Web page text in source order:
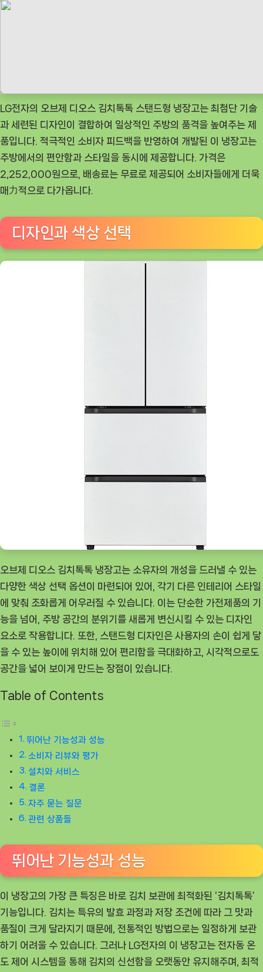
디
오
스
김
치
스
드
제
123456)
천
상
품]
LG전자의 오브제 디오스 김치톡톡 스탠드형 냉장고는 최첨단 기술
과 세련된 디자인이 결합하여 일상적인 주방의 품격을 높여주는 제
품입니다. 적극적인 소비자 피드백을 반영하여 개발된 이 냉장고는
주방에서의 편안함과 스타일을 동시에 제공합니다. 가격은
2,252,000원으로, 배송료는 무료로 제공되어 소비자들에게 더욱
매力적으로 다가옵니다.
디자인과 색상 선택
오브제 디오스 김치톡톡 냉장고는 소유자의 개성을 드러낼 수 있는
다양한 색상 선택 옵션이 마련되어 있어, 각기 다른 인테리어 스타일
에 맞춰 조화롭게 어우러질 수 있습니다. 이는 단순한 가전제품의 기
능을 넘어, 주방 공간의 분위기를 새롭게 변신시킬 수 있는 디자인
요소로 작용합니다. 또한, 스탠드형 디자인은 사용자의 손이 쉽게 닿
을 수 있는 높이에 위치해 있어 편리함을 극대화하고, 시각적으로도
공간을 넓어 보이게 만드는 장점이 있습니다.
Table of Contents
뛰어난 기능성과 성능
소비자 리뷰와 평가
설치와 서비스
결론
자주 묻는 질문
관련 상품들
뛰어난 기능성과 성능
이 냉장고의 가장 큰 특징은 바로 김치 보관에 최적화된 ‘김치톡톡’
기능입니다. 김치는 특유의 발효 과정과 저장 조건에 따라 그 맛과
품질이 크게 달라지기 때문에, 전통적인 방법으로는 일정하게 보관
하기 어려울 수 있습니다. 그러나 LG전자의 이 냉장고는 전자동 온
도 제어 시스템을 통해 김치의 신선함을 오랫동안 유지해주며, 최적